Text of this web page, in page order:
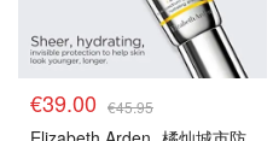
€39.00 €45.95